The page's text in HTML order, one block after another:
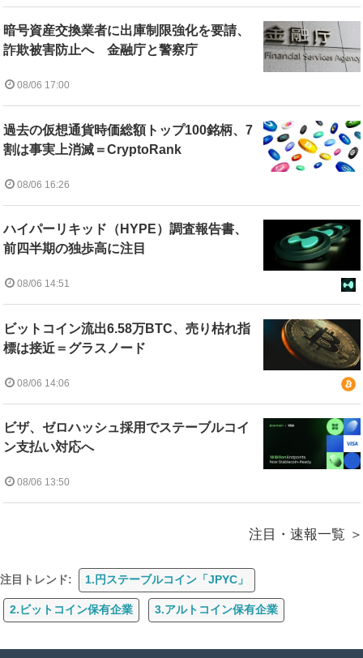
暗号資産交換業者に出庫制限強化を要請、
詐欺被害防止へ 金融庁と警察庁
08/06 17:00
過去の仮想通貨時価総額トップ100銘柄、7
割は事実上消滅＝CryptoRank
08/06 16:26
ハイパーリキッド（HYPE）調査報告書、
前四半期の独歩高に注目
08/06 14:51
ビットコイン流出6.58万BTC、売り枯れ指
標は接近＝グラスノード
08/06 14:06
ビザ、ゼロハッシュ採用でステーブルコイ
ン支払い対応へ
08/06 13:50
注目・速報一覧
注目トレンド: 1.円ステーブルコイン「JPYC」
2.ビットコイン保有企業 3.アルトコイン保有企業